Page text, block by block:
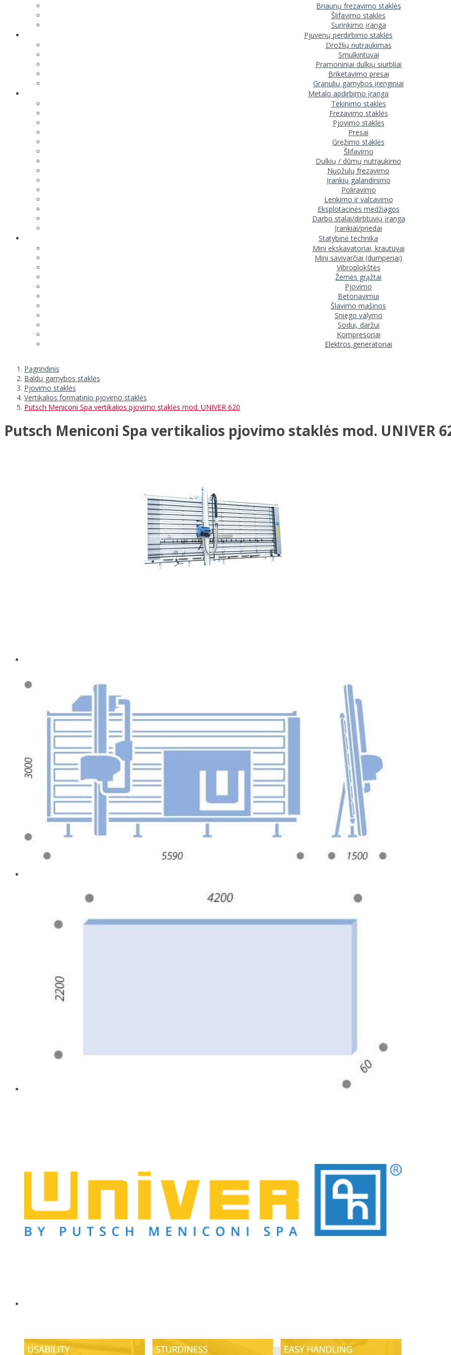
Briaunų frezavimo staklės
Šlifavimo staklės
Surinkimo įranga
Pjuvenų perdirbimo staklės
Drožlių nutraukimas
Smulkintuvai
Pramoniniai dulkių siurbliai
Briketavimo presai
Granulių gamybos įrenginiai
Metalo apdirbimo įranga
Tekinimo staklės
Frezavimo staklės
Pjovimo staklės
Presai
Gręžimo staklės
Šlifavimo
Dulkių / dūmų nutraukimo
Nuožulų frezavimo
Įrankių galandinimo
Poliravimo
Lenkimo ir valcavimo
Eksplotacinės medžiagos
Darbo stalai/dirbtuvių įranga
Įrankiai/priedai
Statybinė technika
Mini ekskavatoriai, krautuvai
Mini savivarčiai (dumperiai)
Vibroplokštės
Žemės grąžtai
Pjovimo
Betonavimui
Šlavimo mašinos
Sniego valymo
Sodui, daržui
Kompresoriai
Elektros generatoriai
Pagrindinis
Baldų gamybos staklės
Pjovimo staklės
Vertikalios formatinio pjovimo staklės
Putsch Meniconi Spa vertikalios pjovimo staklės mod. UNIVER 620
Putsch Meniconi Spa vertikalios pjovimo staklės mod. UNIVER